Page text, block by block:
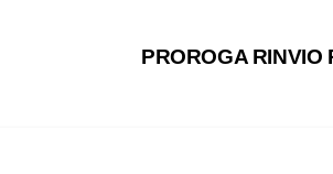
PROROGA RINVIO